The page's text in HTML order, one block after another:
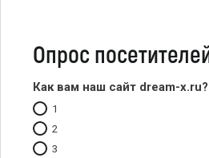
Опрос
Как вам наш сайт dream-x.ru?
1
2
3